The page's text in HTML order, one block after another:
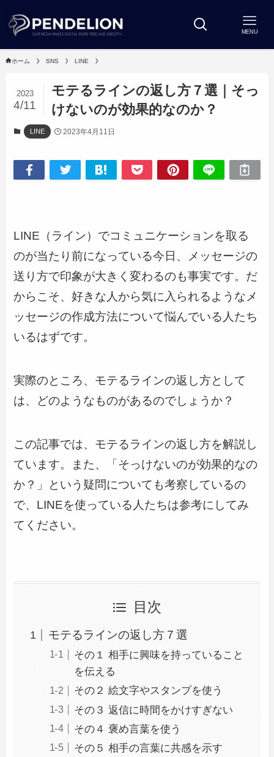
MENU
ホーム SNS LINE
モテるラインの返し方７選｜そっ
けないのが効果的なのか？
2023
4/11
LINE 2023年4月11日
LINE（ライン）でコミュニケーションを取る
のが当たり前になっている今日、メッセージの
送り方で印象が大きく変わるのも事実です。だ
からこそ、好きな人から気に入られるようなメ
ッセージの作成方法について悩んでいる人たち
いるはずです。
実際のところ、モテるラインの返し方として
は、どのようなものがあるのでしょうか？
この記事では、モテるラインの返し方を解説し
ています。また、「そっけないのが効果的なの
か？」という疑問についても考察しているの
で、LINEを使っている人たちは参考にしてみ
てください。
目次
モテるラインの返し方７選
その１ 相手に興味を持っていること
を伝える
その２ 絵文字やスタンプを使う
その３ 返信に時間をかけすぎない
その４ 褒め言葉を使う
その５ 相手の言葉に共感を示す